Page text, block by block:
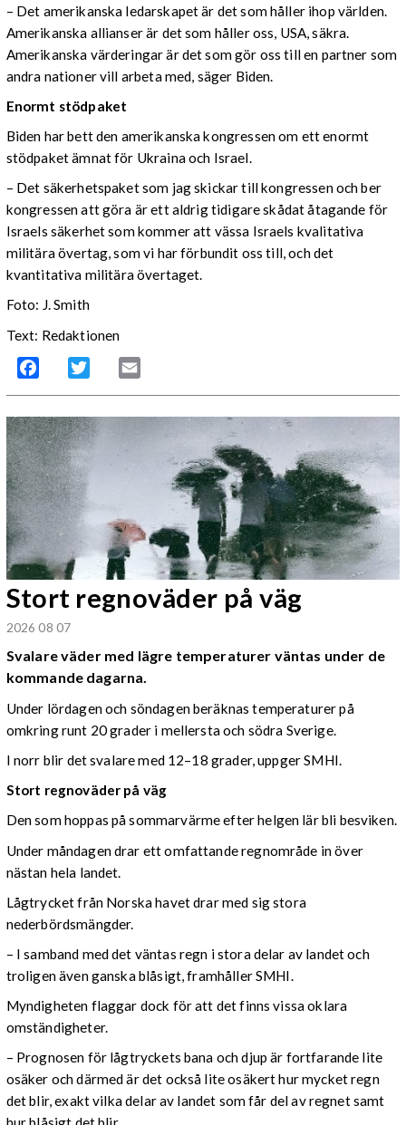
– Det amerikanska ledarskapet är det som håller ihop världen.
Amerikanska allianser är det som håller oss, USA, säkra.
Amerikanska värderingar är det som gör oss till en partner som
andra nationer vill arbeta med, säger Biden.
Enormt stödpaket
Biden har bett den amerikanska kongressen om ett enormt
stödpaket ämnat för Ukraina och Israel.
– Det säkerhetspaket som jag skickar till kongressen och ber
kongressen att göra är ett aldrig tidigare skådat åtagande för
Israels säkerhet som kommer att vässa Israels kvalitativa
militära övertag, som vi har förbundit oss till, och det
kvantitativa militära övertaget.
Foto: J. Smith
Text: Redaktionen
Facebook Twitter
Stort regnoväder på väg
2026 08 07
Svalare väder med lägre temperaturer väntas under de
kommande dagarna.
Under lördagen och söndagen beräknas temperaturer på
omkring runt 20 grader i mellersta och södra Sverige.
I norr blir det svalare med 12–18 grader, uppger SMHI.
Stort regnoväder på väg
Den som hoppas på sommarvärme efter helgen lär bli besviken.
Under måndagen drar ett omfattande regnområde in över
nästan hela landet.
Lågtrycket från Norska havet drar med sig stora
nederbördsmängder.
– I samband med det väntas regn i stora delar av landet och
troligen även ganska blåsigt, framhåller SMHI.
Myndigheten flaggar dock för att det finns vissa oklara
omständigheter.
– Prognosen för lågtryckets bana och djup är fortfarande lite
osäker och därmed är det också lite osäkert hur mycket regn
det blir, exakt vilka delar av landet som får del av regnet samt